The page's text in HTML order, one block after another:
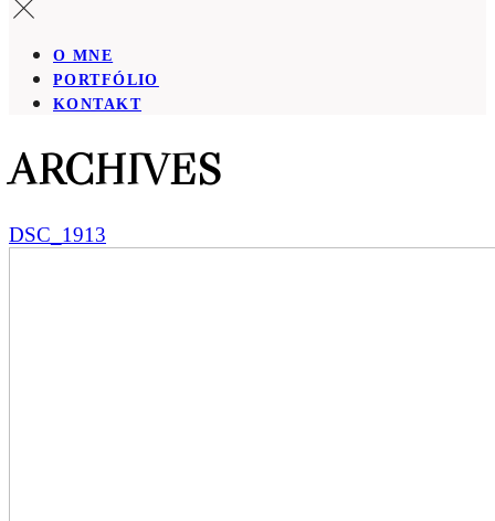
O MNE
PORTFÓLIO
KONTAKT
ARCHIVES
DSC_1913